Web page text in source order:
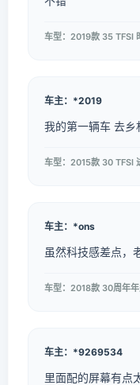
车型：2019款 35 TFSI
车主：*2019
我的第一辆车 去乡
车型：2015款 30 TFSI
车主：*ons
虽然科技感差点，
车型：2018款 30周年
车主：*9269534